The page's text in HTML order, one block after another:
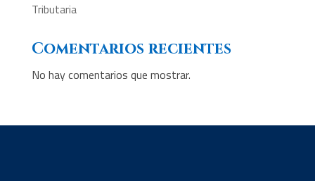
Tributaria
Comentarios recientes
No hay comentarios que mostrar.